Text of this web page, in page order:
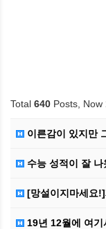
Total 640 Posts, Now
이른감이 있지만
수능 성적이 잘
[망설이지마세요
19년 12월에 여